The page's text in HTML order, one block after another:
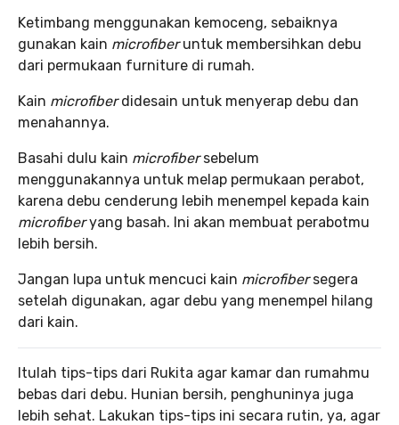
Ketimbang menggunakan kemoceng, sebaiknya
gunakan kain microfiberuntuk membersihkan debu
dari permukaan furniture di rumah.
Kain microfiberdidesain untuk menyerap debu dan
menahannya.
Basahi dulu kain microfibersebelum
menggunakannya untuk melap permukaan perabot,
karena debu cenderung lebih menempel kepada kain
microfiberyang basah. Ini akan membuat perabotmu
lebih bersih.
Jangan lupa untuk mencuci kain microfibersegera
setelah digunakan, agar debu yang menempel hilang
dari kain.
Itulah tips-tips dari Rukita agar kamar dan rumahmu
bebas dari debu. Hunian bersih, penghuninya juga
lebih sehat. Lakukan tips-tips ini secara rutin, ya, agar